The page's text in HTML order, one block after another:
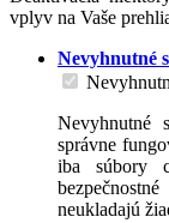
vplyv na Vaše
Nevyhnutné
Nevyhnutné
správne
iba súbory
neukladajú